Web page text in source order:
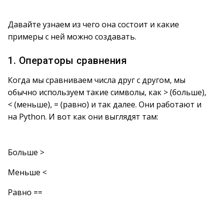
Давайте узнаем из чего она состоит и какие
примеры с ней можно создавать.
1. Операторы сравнения
Когда мы сравниваем числа друг с другом, мы
обычно используем такие символы, как > (больше),
< (меньше), = (равно) и так далее. Они работают и
на Python. И вот как они выглядят там:
Больше >
Меньше <
Равно ==